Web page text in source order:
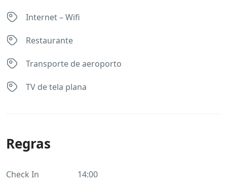
Internet – Wifi
Restaurante
Transporte de aeroporto
TV de tela plana
Regras
Check In 14:00